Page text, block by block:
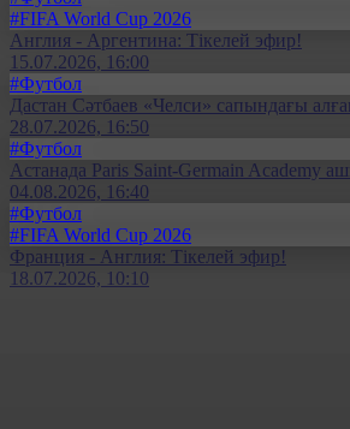
#FIFA World Cup 2026
Англия - Аргентина: Тікелей эфир!
15.07.2026, 16:00
#Футбол
Дастан Сәтбаев «Челси» сапындағы
28.07.2026, 16:50
#Футбол
Астанада Paris Saint-Germain Academy
04.08.2026, 16:40
#Футбол
#FIFA World Cup 2026
Франция - Англия: Тікелей эфир!
18.07.2026, 10:10